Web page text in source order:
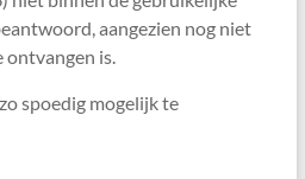
aangezien nog niet
is.
spoedig mogelijk te